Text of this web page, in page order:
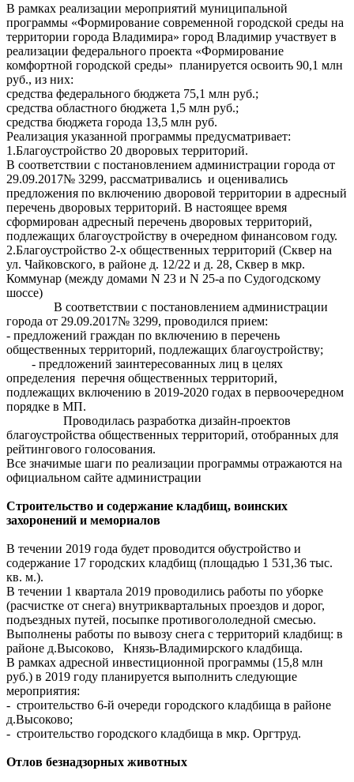
В рамках реализации мероприятий муниципальной
программы «Формирование современной городской среды на
территории города Владимира» город Владимир участвует в
реализации федерального проекта «Формирование
комфортной городской среды» планируется освоить 90,1 млн
руб., из них:
средства федерального бюджета 75,1 млн руб.;
средства областного бюджета 1,5 млн руб.;
средства бюджета города 13,5 млн руб.
Реализация указанной программы предусматривает:
1.Благоустройство 20 дворовых территорий.
В соответствии с постановлением администрации города от
29.09.2017№ 3299, рассматривались и оценивались
предложения по включению дворовой территории в адресный
перечень дворовых территорий. В настоящее время
сформирован адресный перечень дворовых территорий,
подлежащих благоустройству в очередном финансовом году.
2.Благоустройство 2-х общественных территорий (Сквер на
ул. Чайковского, в районе д. 12/22 и д. 28, Сквер в мкр.
Коммунар (между домами N 23 и N 25-а по Судогодскому
шоссе)
В соответствии с постановлением администрации
города от 29.09.2017№ 3299, проводился прием:
- предложений граждан по включению в перечень
общественных территорий, подлежащих благоустройству;
- предложений заинтересованных лиц в целях
определения перечня общественных территорий,
подлежащих включению в 2019-2020 годах в первоочередном
порядке в МП.
Проводилась разработка дизайн-проектов
благоустройства общественных территорий, отобранных для
рейтингового голосования.
Все значимые шаги по реализации программы отражаются на
официальном сайте администрации
Строительство и содержание кладбищ, воинских
захоронений и мемориалов
В течении 2019 года будет проводится обустройство и
содержание 17 городских кладбищ (площадью 1 531,36 тыс.
кв. м.).
В течении 1 квартала 2019 проводились работы по уборке
(расчистке от снега) внутриквартальных проездов и дорог,
подъездных путей, посыпке противогололедной смесью.
Выполнены работы по вывозу снега с территорий кладбищ: в
районе д.Высоково, Князь-Владимирского кладбища.
В рамках адресной инвестиционной программы (15,8 млн
руб.) в 2019 году планируется выполнить следующие
мероприятия:
- строительство 6-й очереди городского кладбища в районе
д.Высоково;
- строительство городского кладбища в мкр. Оргтруд.
Отлов безнадзорных животных